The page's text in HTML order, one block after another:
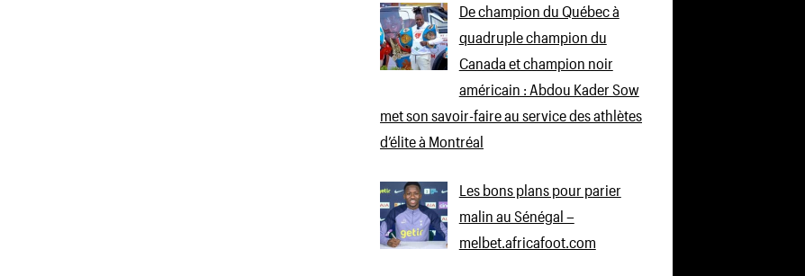
De champion du Québec à
quadruple champion du
Canada et champion noir
américain : Abdou Kader Sow
met son savoir-faire au service des athlètes
d’élite à Montréal
Les bons plans pour parier
malin au Sénégal –
melbet.africafoot.com